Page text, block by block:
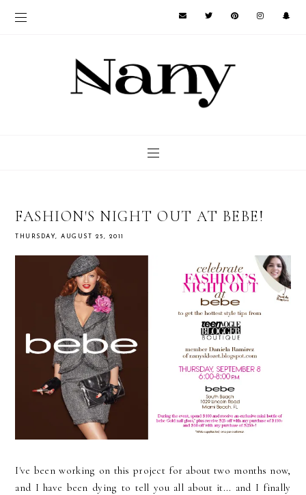
FASHION'S NIGHT OUT AT BEBE!
THURSDAY, AUGUST 25, 2011
I've been working on this project for about two months now,
and I have been dying to tell you all about it... and I finally